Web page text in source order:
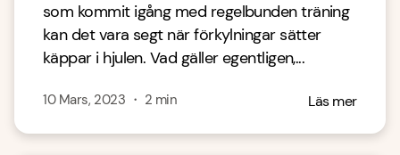
som kommit igång med regelbunden träning
kan det vara segt när förkylningar sätter
käppar i hjulen. Vad gäller egentligen,...
10 Mars, 2023 ・ 2 min Läs mer